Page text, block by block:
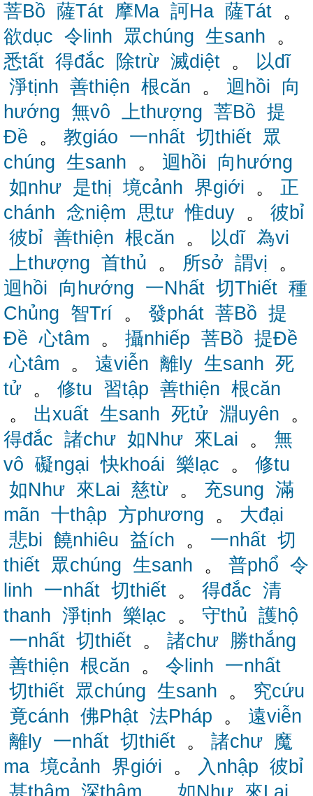
菩Bồ 薩Tát 摩Ma 訶Ha 薩Tát 。
欲dục 令linh 眾chúng 生sanh 。
悉tất 得đắc 除trừ 滅diệt 。 以dĩ
淨tịnh 善thiện 根căn 。 迴hồi
向
hướng 無vô 上thượng 菩Bồ 提
Đề 。 教giáo 一nhất 切thiết 眾
chúng 生sanh 。 迴hồi
向hướng
如như 是thị 境cảnh 界giới 。 正
chánh 念niệm 思tư 惟duy 。 彼bỉ
彼bỉ 善thiện 根căn 。 以dĩ 為vi
上thượng 首thủ 。 所sở 謂vị 。
迴hồi
向hướng 一Nhất 切Thiết 種
Chủng 智Trí 。 發phát 菩Bồ 提
Đề 心tâm 。 攝nhiếp 菩Bồ 提Đề
心tâm 。 遠viễn 離ly 生sanh 死
tử 。 修tu 習tập 善thiện 根căn
。 出xuất 生sanh 死tử 淵uyên 。
得đắc 諸chư 如Như 來Lai 。 無
vô 礙ngại 快khoái 樂lạc 。 修tu
如Như 來Lai 慈từ 。 充sung 滿
mãn 十thập 方phương 。 大đại
悲bi 饒nhiêu 益ích 。 一nhất 切
thiết 眾chúng 生sanh 。 普phổ 令
linh 一nhất 切thiết 。 得đắc 清
thanh 淨tịnh 樂lạc 。 守thủ 護hộ
一nhất 切thiết 。 諸chư 勝thắng
善thiện 根căn 。 令linh 一nhất
切thiết 眾chúng 生sanh 。 究cứu
竟cánh 佛Phật 法Pháp 。 遠viễn
離ly 一nhất 切thiết 。 諸chư 魔
ma 境cảnh 界giới 。 入nhập 彼bỉ
甚thậm 深thâm 如Như 來Lai